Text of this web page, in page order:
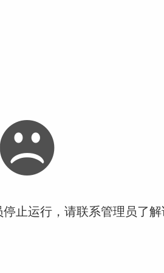
止运行，请联系管理员了